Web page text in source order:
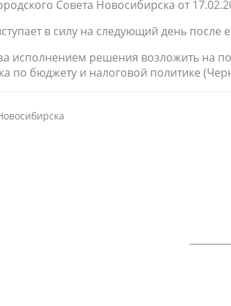
Совета Новосибирска от
в силу на следующий день после
исполнением решения возложить на
по бюджету и налоговой политике